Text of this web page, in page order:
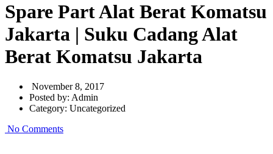
Spare Part Alat Berat Komatsu
Jakarta | Suku Cadang Alat
Berat Komatsu Jakarta
November 8, 2017
Posted by: Admin
Category: Uncategorized
No Comments